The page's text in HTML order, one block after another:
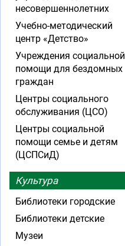
несовершеннолетних
Учебно-методический
центр «Детство»
Учреждения социальной
помощи для бездомных
граждан
Центры социального
обслуживания (ЦСО)
Центры социальной
помощи семье и детям
(ЦСПСиД)
Культура
Библиотеки городские
Библиотеки детские
Музеи